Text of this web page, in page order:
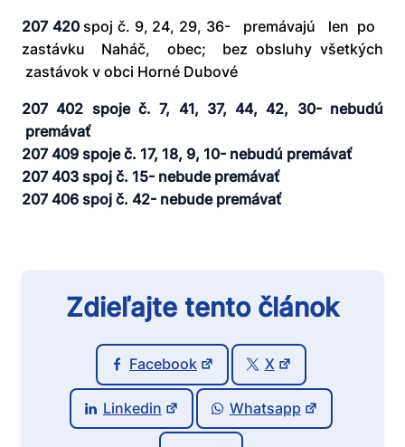
207 420spoj č. 9, 24, 29, 36- premávajú len po
zastávku Naháč, obec; bez obsluhy všetkých
zastávok v obci Horné Dubové
207 402 spoje č. 7, 41, 37, 44, 42, 30- nebudú
premávať
207 409 spoje č. 17, 18, 9, 10- nebudú premávať
207 403 spoj č. 15- nebude premávať
207 406 spoj č. 42- nebude premávať
Zdieľajte tento článok
Facebook X
Linkedin Whatsapp